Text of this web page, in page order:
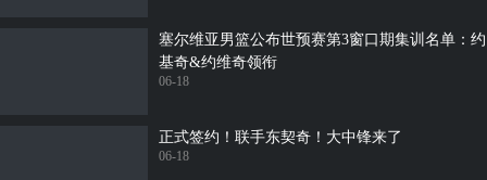
塞尔维亚男篮公布世预赛第3窗口期集训名单：约
基奇&约维奇领衔
06-18
正式签约！联手东契奇！大中锋来了
06-18